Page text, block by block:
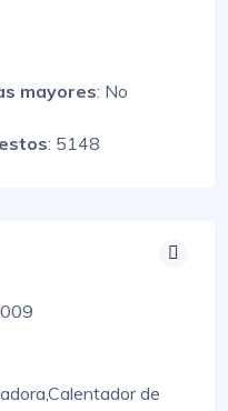
mayores: No
: 5148
Calentador de